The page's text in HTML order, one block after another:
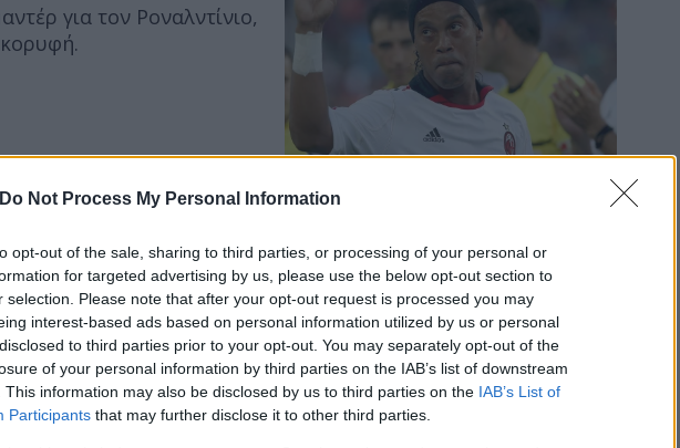
Do Not Process My Personal Information
opt-out of the sale, sharing to third parties, or processing of your personal or
for targeted advertising by us, please use the below opt-out section to
selection. Please note that after your opt-out request is processed you may
interest-based ads based on personal information utilized by us or personal
to third parties prior to your opt-out. You may separately opt-out of the
of your personal information by third parties on the IAB’s list of downstream
This information may also be disclosed by us to third parties on the IAB’s List of
Participants that may further disclose it to other third parties.
για τον Ροναλντίνιο,
από τη διαδρομή προς τη κορυφή.
Συντακτική
το μοναδικό
του και τις αναμνήσεις